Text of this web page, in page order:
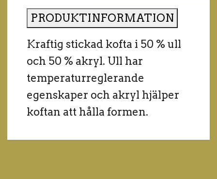
PRODUKTINFORMATION
Kraftig stickad kofta i 50 % ull
och 50 % akryl. Ull har
temperaturreglerande
egenskaper och akryl hjälper
koftan att hålla formen.